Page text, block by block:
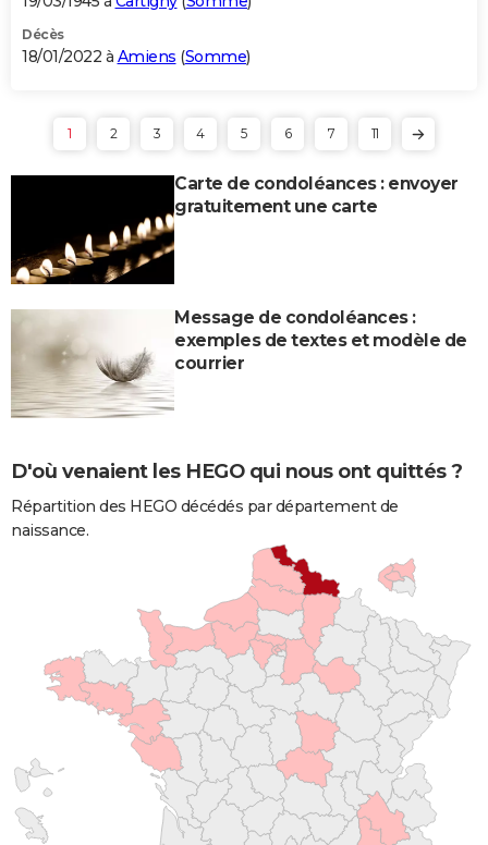
Décès
18/01/2022 à Amiens (Somme)
1 2 3 4 5 6 7 11
Carte de condoléances : envoyer
gratuitement une carte
Message de condoléances :
exemples de textes et modèle de
courrier
D'où venaient les HEGO qui nous ont quittés ?
Répartition des HEGO décédés par département de
naissance.